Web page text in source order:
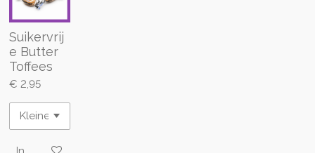
Suikervrij
e Butter
Toffees
€ 2,95